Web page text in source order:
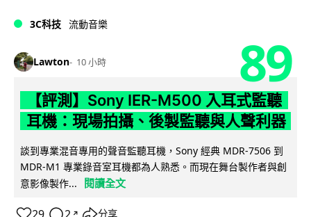
3C科技 流動音樂
Lawton 10 小時 89
【評測】Sony IER-M500 入耳式監聽
耳機：現場拍攝、後製監聽與人聲利器
談到專業混音專用的聲音監聽耳機，Sony 經典 MDR-7506 到
MDR-M1 專業錄音室耳機都為人熟悉。而現在舞台製作者與創
意影像製作...
閱讀全文
↗ 分享